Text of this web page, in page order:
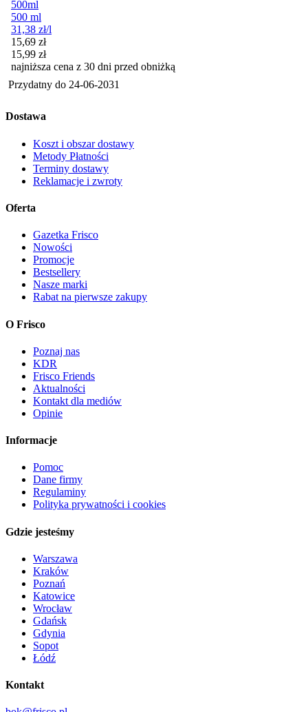
500ml
500 ml
31,38 zł/l
Cena promocyjna
15,69 zł
15,99 zł
najniższa cena z 30 dni przed obniżką
Przydatny do 24-06-2031
Dostawa
Koszt i obszar dostawy
Metody Płatności
Terminy dostawy
Reklamacje i zwroty
Oferta
Gazetka Frisco
Nowości
Promocje
Bestsellery
Nasze marki
Rabat na pierwsze zakupy
O Frisco
Poznaj nas
KDR
Frisco Friends
Aktualności
Kontakt dla mediów
Opinie
Informacje
Pomoc
Dane firmy
Regulaminy
Polityka prywatności i cookies
Gdzie jesteśmy
Warszawa
Kraków
Poznań
Katowice
Wrocław
Gdańsk
Gdynia
Sopot
Łódź
Kontakt